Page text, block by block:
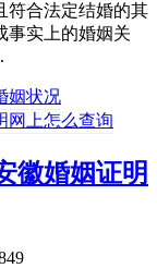
符合法定结婚的其
事实上的婚姻关
徽婚姻证明